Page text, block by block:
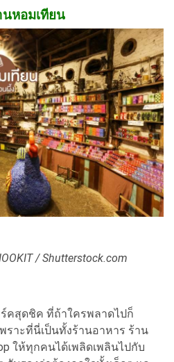
นหอมเทียน
/ Shutterstock.com
คสุดชิค ที่ถ้าใครพลาดไปก็
ราะที่นี่เป็นทั้งร้านอาหาร ร้าน
ให้ทุกคนได้เพลิดเพลินไปกับ